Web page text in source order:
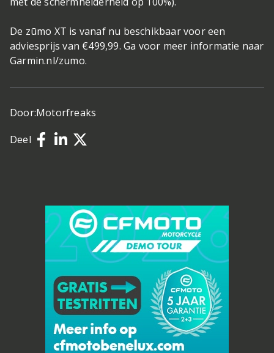
De zūmo XT is vanaf nu beschikbaar voor een
adviesprijs van €499,99. Ga voor meer informatie naar
Garmin.nl/zumo.
Door:Motorfreaks
Deel